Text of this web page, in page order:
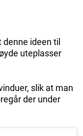
ideen til
uteplasser
slik at man
der under